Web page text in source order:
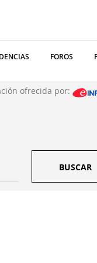
FOROS
ofrecida por:
BUSCAR